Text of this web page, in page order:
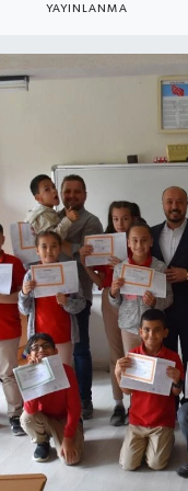
YAYINLANMA